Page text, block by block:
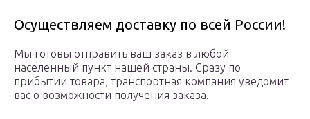
Осуществляем доставку по всей России!
Мы готовы отправить ваш заказ в любой
населенный пункт нашей страны. Сразу по
прибытии товара, транспортная компания уведомит
вас о возможности получения заказа.